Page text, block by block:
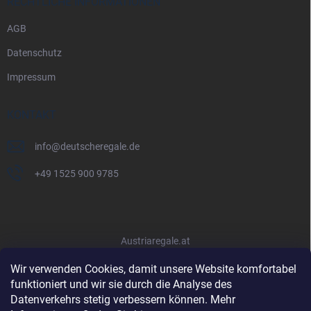
Wir verwenden Cookies, damit unsere Website komfortabel
funktioniert und wir sie durch die Analyse des
Datenverkehrs stetig verbessern können. Mehr
AGB
Datenschutz
Impressum
KONTAKT
info@deutscheregale.de
+49 1525 900 9785
Austriaregale.at